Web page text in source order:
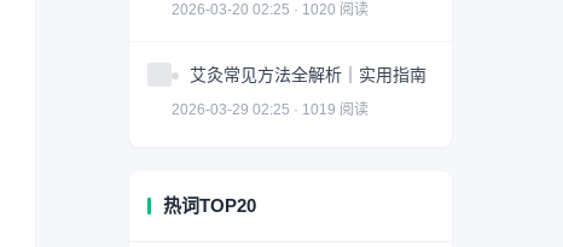
2026-03-20 02:25 · 1020 阅读
艾灸常见方法全解析｜实用指南
2026-03-29 02:25 · 1019 阅读
热词TOP20